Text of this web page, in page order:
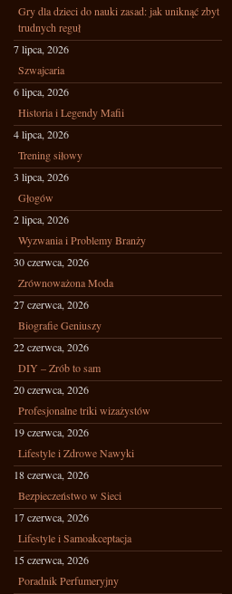
Gry dla dzieci do nauki zasad: jak uniknąć zbyt
trudnych reguł
7 lipca, 2026
Szwajcaria
6 lipca, 2026
Historia i Legendy Mafii
4 lipca, 2026
Trening siłowy
3 lipca, 2026
Głogów
2 lipca, 2026
Wyzwania i Problemy Branży
30 czerwca, 2026
Zrównoważona Moda
27 czerwca, 2026
Biografie Geniuszy
22 czerwca, 2026
DIY – Zrób to sam
20 czerwca, 2026
Profesjonalne triki wizażystów
19 czerwca, 2026
Lifestyle i Zdrowe Nawyki
18 czerwca, 2026
Bezpieczeństwo w Sieci
17 czerwca, 2026
Lifestyle i Samoakceptacja
15 czerwca, 2026
Poradnik Perfumeryjny